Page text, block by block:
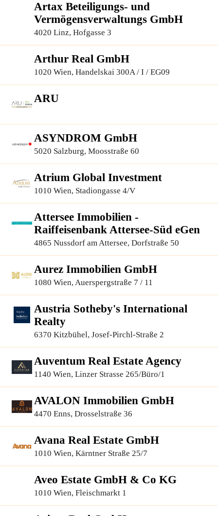
Artax Beteiligungs- und
Vermögensverwaltungs GmbH
4020 Linz, Hofgasse 3
Arthur Real GmbH
1020 Wien, Handelskai 300A / I / EG09
ARU
ASYNDROM GmbH
5020 Salzburg, Moosstraße 60
Atrium Global Investment
1010 Wien, Stadiongasse 4/V
Attersee Immobilien -
Raiffeisenbank Attersee-Süd eGen
4865 Nussdorf am Attersee, Dorfstraße 50
Aurez Immobilien GmbH
1080 Wien, Auerspergstraße 7 / 11
Austria Sotheby's International
Realty
6370 Kitzbühel, Josef-Pirchl-Straße 2
Auventum Real Estate Agency
1140 Wien, Linzer Strasse 265/Büro/1
AVALON Immobilien GmbH
4470 Enns, Drosselstraße 36
Avana Real Estate GmbH
1010 Wien, Kärntner Straße 25/7
Aveo Estate GmbH & Co KG
1010 Wien, Fleischmarkt 1